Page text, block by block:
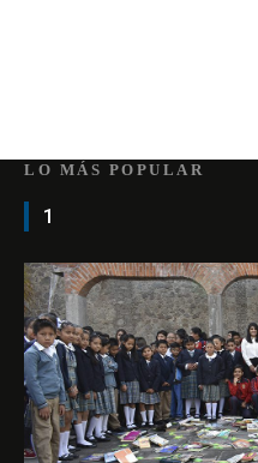
LO MÁS POPULAR
1